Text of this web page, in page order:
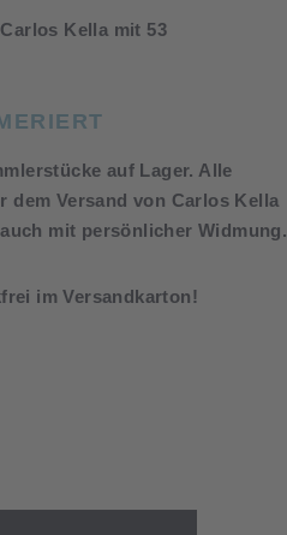
Kella mit 53
auf Lager. Alle
dem Versand von Carlos Kella
mit persönlicher Widmung.
im Versandkarton!